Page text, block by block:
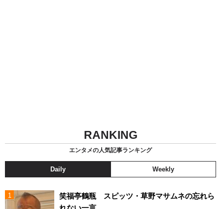
RANKING
エンタメの人気記事ランキング
Daily Weekly
笑福亭鶴瓶 スピッツ・草野マサムネの忘れら